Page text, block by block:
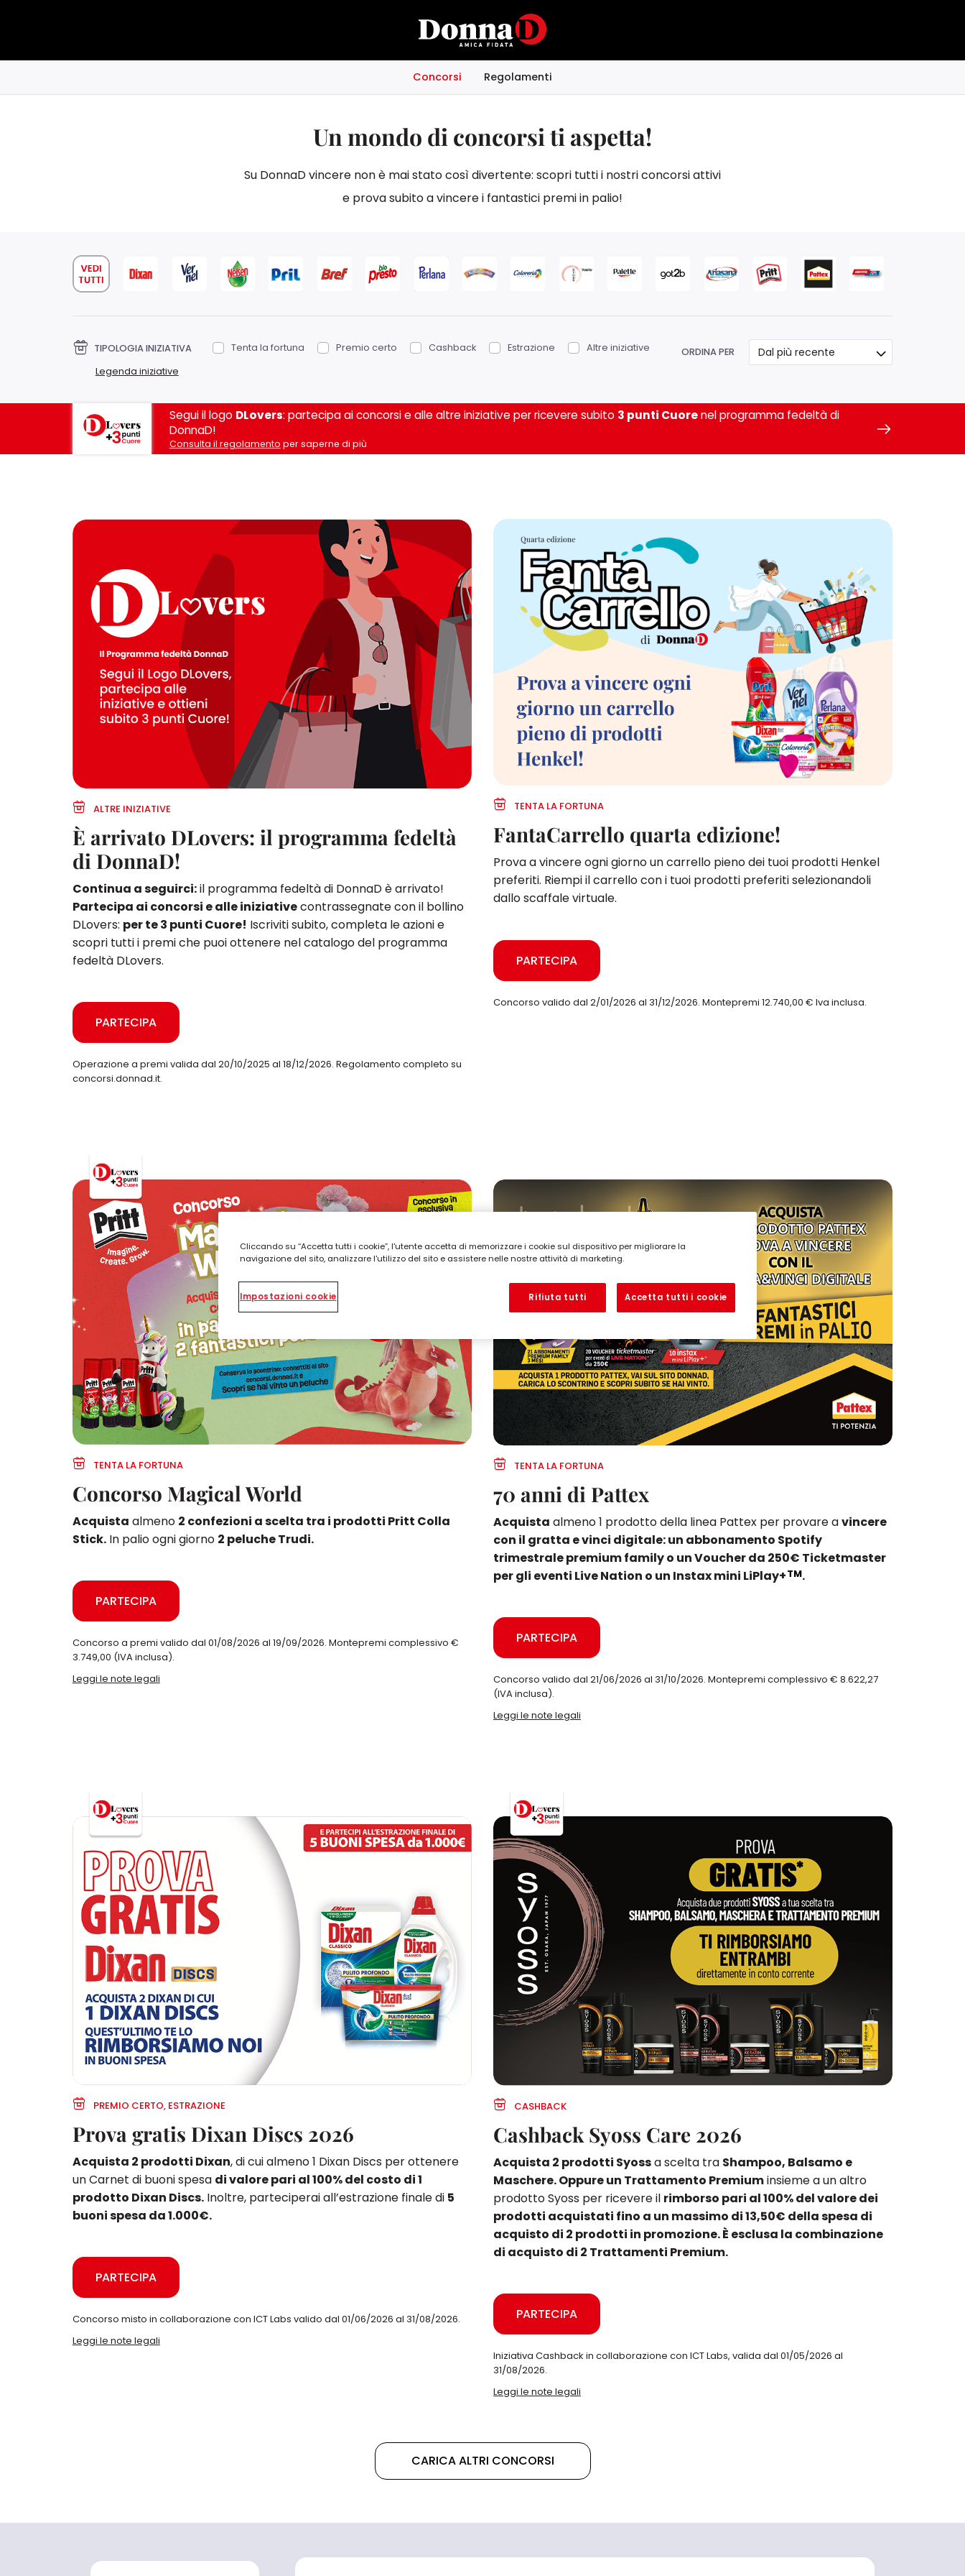
Concorsi Regolamenti
Un mondo di concorsi ti aspetta!
Su DonnaD vincere non è mai stato così divertente: scopri tutti i nostri concorsi attivi
e prova subito a vincere i fantastici premi in palio!
TIPOLOGIA INIZIATIVA Tenta la fortuna Premio certo Cashback Estrazione
Altre iniziative
Legenda iniziative
ORDINA PER
Segui il logo DLovers: partecipa ai concorsi e alle altre iniziative per ricevere subito 3 punti Cuorenel programma fedeltà di
DonnaD!
Consulta il regolamento per saperne di più
ALTRE INIZIATIVE
È arrivato DLovers: il programma fedeltà
di DonnaD!
Continua a seguirci:il programma fedeltà di DonnaD è arrivato!
Partecipa ai concorsi e alle iniziativecontrassegnate con il bollino
DLovers: per te 3 punti Cuore! Iscriviti subito, completa le azioni e
scopri tutti i premi che puoi ottenere nel catalogo del programma
fedeltà DLovers.
PARTECIPA
Operazione a premi valida dal 20/10/2025 al 18/12/2026. Regolamento completo su
concorsi.donnad.it.
TENTA LA FORTUNA
FantaCarrello quarta edizione!
Prova a vincere ogni giorno un carrello pieno dei tuoi prodotti Henkel
preferiti. Riempi il carrello con i tuoi prodotti preferiti selezionandoli
dallo scaffale virtuale.
PARTECIPA
Concorso valido dal 2/01/2026 al 31/12/2026. Montepremi 12.740,00 € Iva inclusa.
TENTA LA FORTUNA
Concorso Magical World
Acquista almeno 2 confezioni a scelta tra i prodotti Pritt Colla
Stick.In palio ogni giorno 2 peluche Trudi.
PARTECIPA
Concorso a premi valido dal 01/08/2026 al 19/09/2026. Montepremi complessivo €
3.749,00 (IVA inclusa).
Leggi le note legali
TENTA LA FORTUNA
70 anni di Pattex
Acquista almeno 1 prodotto della linea Pattex per provare avincere
con il gratta e vinci digitale: un abbonamento Spotify
trimestrale premium family o un Voucher da 250€ Ticketmaster
per gli eventi Live Nation o un Instax mini LiPlay+TM.
PARTECIPA
Concorso valido dal 21/06/2026 al 31/10/2026. Montepremi complessivo € 8.622,27
(IVA inclusa).
Leggi le note legali
PREMIO CERTO, ESTRAZIONE
Prova gratis Dixan Discs 2026
Acquista 2 prodotti Dixan, di cui almeno 1 Dixan Discs per ottenere
un Carnet di buoni spesa di valore pari al 100% del costo di 1
prodotto Dixan Discs.Inoltre, parteciperai all’estrazione finale di 5
buoni spesa da 1.000€.
PARTECIPA
Concorso misto in collaborazione con ICT Labs valido dal 01/06/2026 al 31/08/2026.
Leggi le note legali
CASHBACK
Cashback Syoss Care 2026
Acquista 2 prodotti Syossa scelta tra Shampoo, Balsamo e
Maschere. Oppure un Trattamento Premiuminsieme a un altro
prodotto Syoss per ricevere il rimborso pari al 100% del valore dei
prodotti acquistati fino a un massimo di 13,50€ della spesa di
acquisto di 2 prodotti in promozione. È esclusa la combinazione
di acquisto di 2 Trattamenti Premium.
PARTECIPA
Iniziativa Cashback in collaborazione con ICT Labs, valida dal 01/05/2026 al
31/08/2026.
Leggi le note legali
CARICA ALTRI CONCORSI
Cliccando su “Accetta tutti i cookie”, l'utente accetta di memorizzare i cookie sul dispositivo per migliorare la
navigazione del sito, analizzare l'utilizzo del sito e assistere nelle nostre attività di marketing.
Impostazioni cookie Rifiuta tutti Accetta tutti i cookie